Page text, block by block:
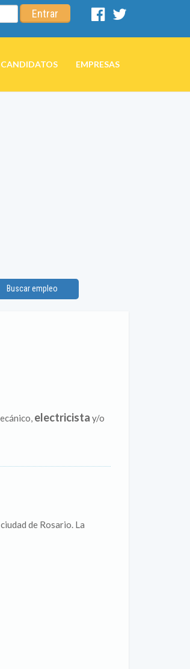
Entrar
Facebook
CANDIDATOS EMPRESAS
Buscar empleo
electricista y/o
de Rosario. La